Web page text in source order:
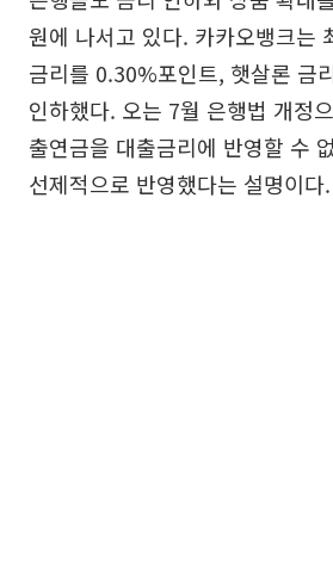
원에 나서고 있다. 카카오뱅크는
금리를 0.30%포인트, 햇살론 금
인하했다. 오는 7월 은행법 개정
출연금을 대출금리에 반영할 수
선제적으로 반영했다는 설명이다.